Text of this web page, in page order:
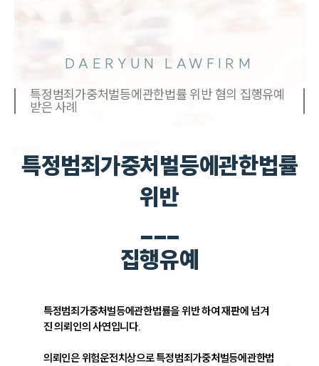
DAERYUN LAWFIRM
특정범죄가중처벌등에관한법률 위반 혐의 집행유예
받은 사례
특정범죄가중처벌등에관한법률
위반
___
집행유예
특정범죄가중처벌등에관한법률을 위반 하여 재판에 넘겨
진 의뢰인의 사연입니다.
의뢰인은 위험운전치상으로 특정범죄가중처벌등에관한법